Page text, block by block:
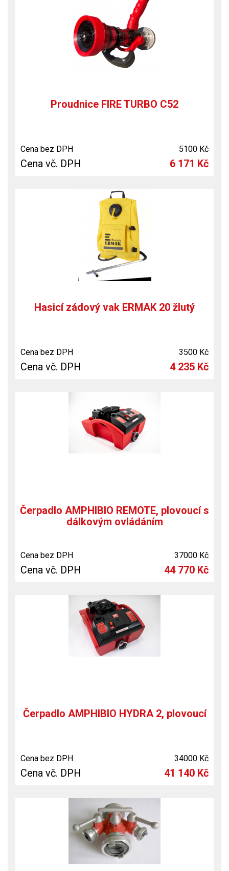
Proudnice FIRE TURBO C52
Cena bez DPH 5100 Kč
Cena vč. DPH 6 171 Kč
Hasicí zádový vak ERMAK 20 žlutý
Cena bez DPH 3500 Kč
Cena vč. DPH 4 235 Kč
Čerpadlo AMPHIBIO REMOTE, plovoucí s
dálkovým ovládáním
Cena bez DPH 37000 Kč
Cena vč. DPH 44 770 Kč
Čerpadlo AMPHIBIO HYDRA 2, plovoucí
Cena bez DPH 34000 Kč
Cena vč. DPH 41 140 Kč